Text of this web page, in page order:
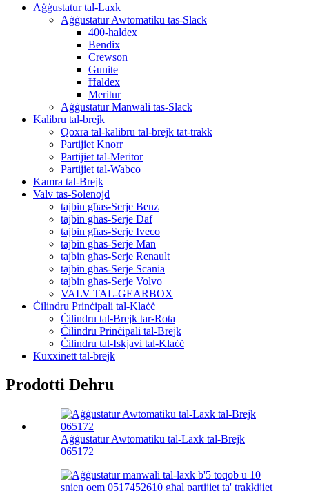
Aġġustatur tal-Laxk
Aġġustatur Awtomatiku tas-Slack
400-haldex
Bendix
Crewson
Gunite
Ħaldex
Meritur
Aġġustatur Manwali tas-Slack
Kalibru tal-brejk
Qoxra tal-kalibru tal-brejk tat-trakk
Partijiet Knorr
Partijiet tal-Meritor
Partijiet tal-Wabco
Kamra tal-Brejk
Valv tas-Solenojd
tajbin għas-Serje Benz
tajbin għas-Serje Daf
tajbin għas-Serje Iveco
tajbin għas-Serje Man
tajbin għas-Serje Renault
tajbin għas-Serje Scania
tajbin għas-Serje Volvo
VALV TAL-GEARBOX
Ċilindru Prinċipali tal-Klaċċ
Ċilindru tal-Brejk tar-Rota
Ċilindru Prinċipali tal-Brejk
Ċilindru tal-Iskjavi tal-Klaċċ
Kuxxinett tal-brejk
Prodotti Dehru
Aġġustatur Awtomatiku tal-Laxk tal-Brejk
065172